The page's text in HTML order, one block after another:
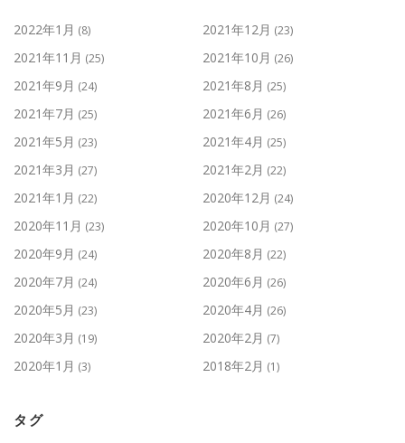
2022年1月 (8) 2021年12月 (23)
2021年11月 (25) 2021年10月 (26)
2021年9月 (24) 2021年8月 (25)
2021年7月 (25) 2021年6月 (26)
2021年5月 (23) 2021年4月 (25)
2021年3月 (27) 2021年2月 (22)
2021年1月 (22) 2020年12月 (24)
2020年11月 (23) 2020年10月 (27)
2020年9月 (24) 2020年8月 (22)
2020年7月 (24) 2020年6月 (26)
2020年5月 (23) 2020年4月 (26)
2020年3月 (19) 2020年2月 (7)
2020年1月 (3) 2018年2月 (1)
タグ